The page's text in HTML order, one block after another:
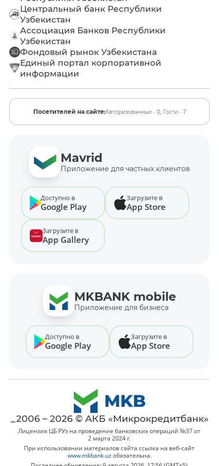
Центральный банк Республики
Узбекистан
Ассоциация Банков Республики
Узбекистан
Фондовый рынок Узбекистана
Единый портал корпоративной
информации
Посетителей на сайте:Авторизованные - 0, Гости - 7
Mavrid
Приложение для частных клиентов
Доступно в
Google Play
Загрузите в
App Store
Загрузите в
App Gallery
MKBANK mobile
Приложение для бизнеса
Доступно в
Google Play
Загрузите в
App Store
_2006 – 2026 © АКБ «Микрокредитбанк»
Лицензия ЦБ РУз на проведение банковских операций №37 от
2 марта 2024 г.
При использовании материалов сайта ссылка на веб-сайт
www.mkbank.uz обязательна.